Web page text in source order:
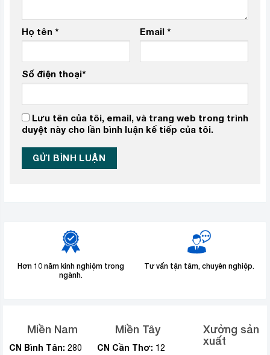
Họ tên * Email *
Số điện thoại*
Lưu tên của tôi, email, và trang web trong trình
duyệt này cho lần bình luận kế tiếp của tôi.
Hơn 10 năm kinh nghiệm trong
ngành.
Tư vấn tận tâm, chuyên nghiệp.
Miền Nam
CN Bình Tân: 280
Miền Tây
CN Cần Thơ: 12
Xưởng sản
xuất